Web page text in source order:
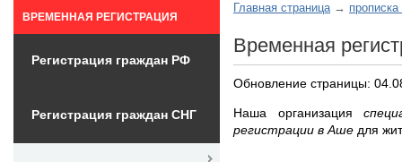
Главная страница
Временная
Обновление страницы:
Наша организация
регистрации в Аше для
ВРЕМЕННАЯ РЕГИСТРАЦИЯ
Регистрация граждан РФ
Регистрация граждан СНГ